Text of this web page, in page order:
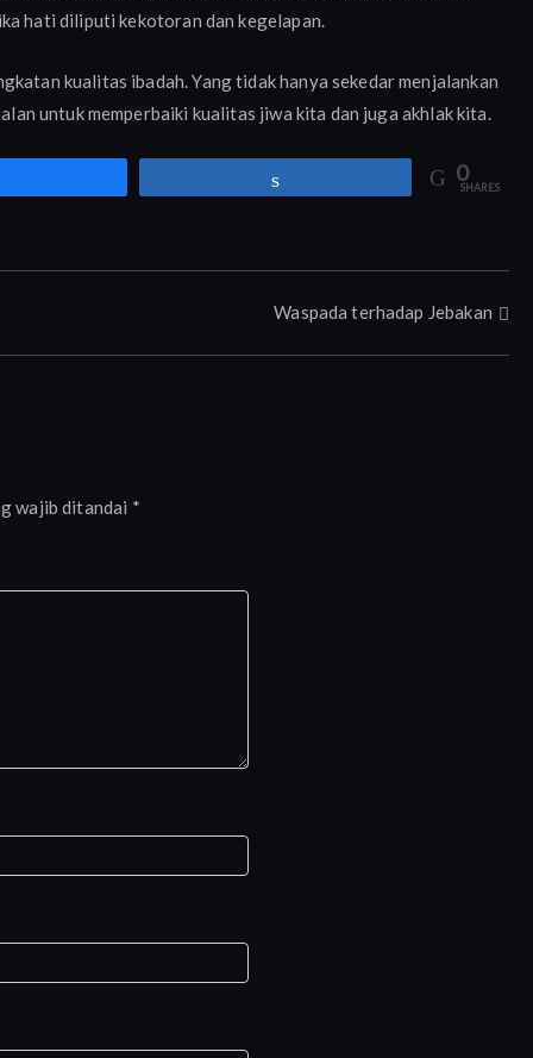
hati diliputi kekotoran dan kegelapan.
kualitas ibadah. Yang tidak hanya sekedar menjalankan
untuk memperbaiki kualitas jiwa kita dan juga akhlak kita.
0
SHARES
Waspada terhadap Jebakan
wajib ditandai *